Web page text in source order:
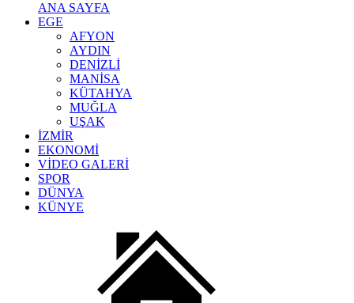
ANA SAYFA
EGE
AFYON
AYDIN
DENİZLİ
MANİSA
KÜTAHYA
MUĞLA
UŞAK
İZMİR
EKONOMİ
VİDEO GALERİ
SPOR
DÜNYA
KÜNYE